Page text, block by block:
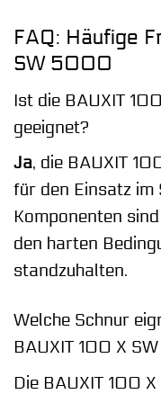
FAQ: Häufige
SW 5000
Ist die BAUXIT
geeignet?
Ja, die BAUXIT
für den Einsatz im
Komponenten
den harten
standzuhalten.
Welche Schnur
BAUXIT 100 X
Die BAUXIT 100